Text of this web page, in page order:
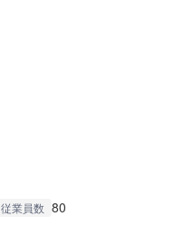
従業員数 80